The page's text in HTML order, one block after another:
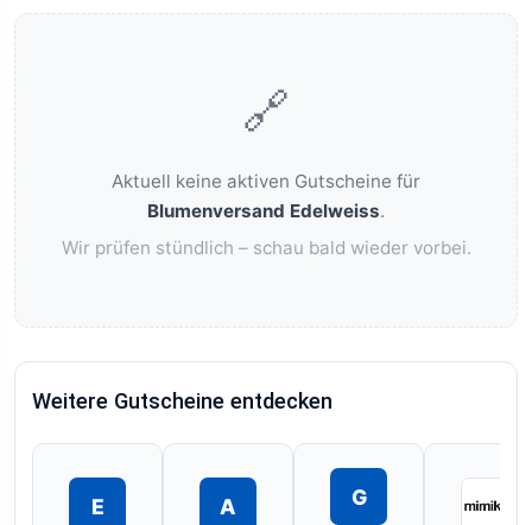
🔗
Aktuell keine aktiven Gutscheine für
Blumenversand Edelweiss.
Wir prüfen stündlich – schau bald wieder vorbei.
Weitere Gutscheine entdecken
E A G